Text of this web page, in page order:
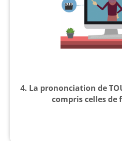
4. La prononciation de
compris celles de